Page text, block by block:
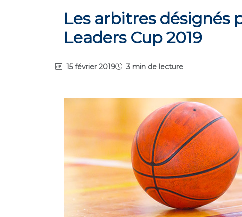
Les arbitres désignés
Leaders Cup 2019
15 février 2019 3 min de lecture